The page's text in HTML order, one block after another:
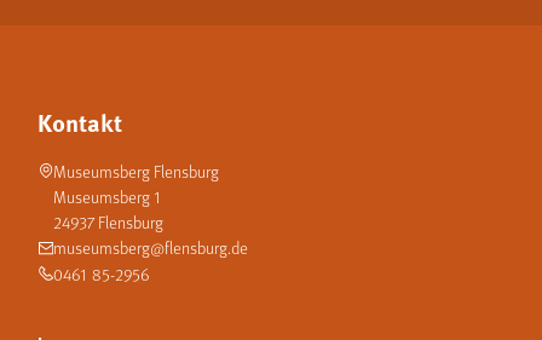
Kontakt
Museumsberg Flensburg
Museumsberg 1
24937 Flensburg
museumsberg@flensburg.de
0461 85-2956